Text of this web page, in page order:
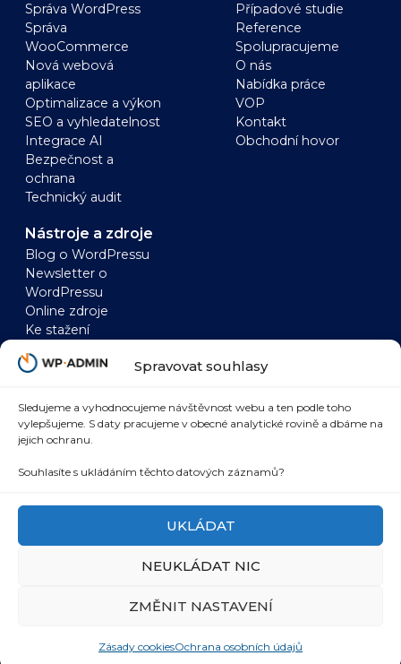
Spravovat souhlasy
Sledujeme a vyhodnocujeme návštěvnost webu a ten podle toho
vylepšujeme. S daty pracujeme v obecné analytické rovině a dbáme na
jejich ochranu.
Souhlasíte s ukládáním těchto datových záznamů?
UKLÁDAT
NEUKLÁDAT NIC
ZMĚNIT NASTAVENÍ
Zásady cookiesOchrana osobních údajů
Správa WordPress
Správa
WooCommerce
Nová webová
aplikace
Optimalizace a výkon
SEO a vyhledatelnost
Integrace AI
Bezpečnost a
ochrana
Technický audit
Nástroje a zdroje
Blog o WordPressu
Newsletter o
WordPressu
Online zdroje
Ke stažení
Případové studie
Reference
Spolupracujeme
O nás
Nabídka práce
VOP
Kontakt
Obchodní hovor
Zrychlení WordPressu
WordPress a SEO
WordPress
bezpečnost
Zrychlení
WooCommerce a AI
WooCommerce a
WooCommerce a
© 2026 WP-admin.cz